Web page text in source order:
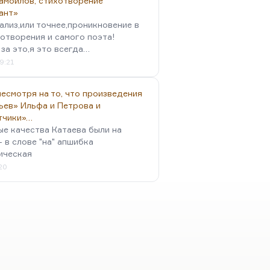
точнее,проникновение в
и самого поэта!
это,я это всегда…
на то, что произведения
Ильфа и Петрова и
качества Катаева были на
в слове "на" апшибка